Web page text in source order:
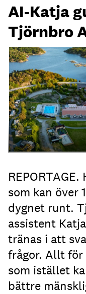
AI-Katja
Tjörnbro
AI-medarbetaren
som kan över
dygnet runt.
assistent
tränas i att
frågor. Allt för
som istället
bättre